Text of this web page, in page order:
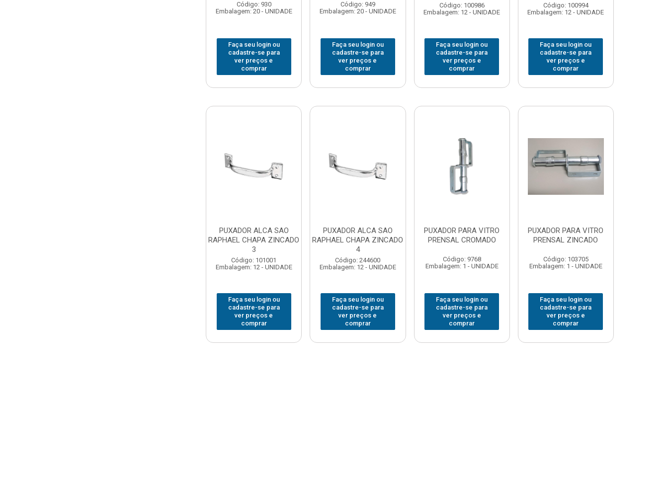
Código: 930
Embalagem: 20 - UNIDADE
Faça seu login ou
cadastre-se para
ver preços e
comprar
Código: 949
Embalagem: 20 - UNIDADE
Faça seu login ou
cadastre-se para
ver preços e
comprar
Código: 100986
Embalagem: 12 - UNIDADE
Faça seu login ou
cadastre-se para
ver preços e
comprar
Código: 100994
Embalagem: 12 - UNIDADE
Faça seu login ou
cadastre-se para
ver preços e
comprar
PUXADOR ALCA SAO
RAPHAEL CHAPA ZINCADO
3
Código: 101001
Embalagem: 12 - UNIDADE
Faça seu login ou
cadastre-se para
ver preços e
comprar
PUXADOR ALCA SAO
RAPHAEL CHAPA ZINCADO
4
Código: 244600
Embalagem: 12 - UNIDADE
Faça seu login ou
cadastre-se para
ver preços e
comprar
PUXADOR PARA VITRO
PRENSAL CROMADO
Código: 9768
Embalagem: 1 - UNIDADE
Faça seu login ou
cadastre-se para
ver preços e
comprar
PUXADOR PARA VITRO
PRENSAL ZINCADO
Código: 103705
Embalagem: 1 - UNIDADE
Faça seu login ou
cadastre-se para
ver preços e
comprar